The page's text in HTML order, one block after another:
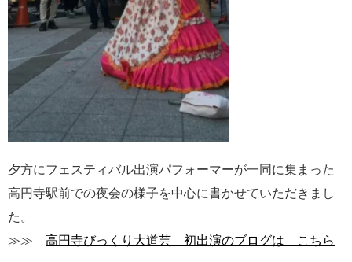
夕方にフェスティバル出演パフォーマーが一同に集まった
高円寺駅前での夜会の様子を中心に書かせていただきまし
た。
≫≫ 高円寺びっくり大道芸 初出演のブログは こちら